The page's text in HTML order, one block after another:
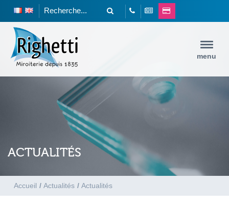
menu
ACTUALITÉS
Accueil / Actualités / Actualités